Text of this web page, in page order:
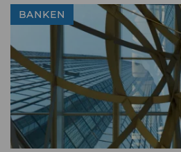
BANKEN